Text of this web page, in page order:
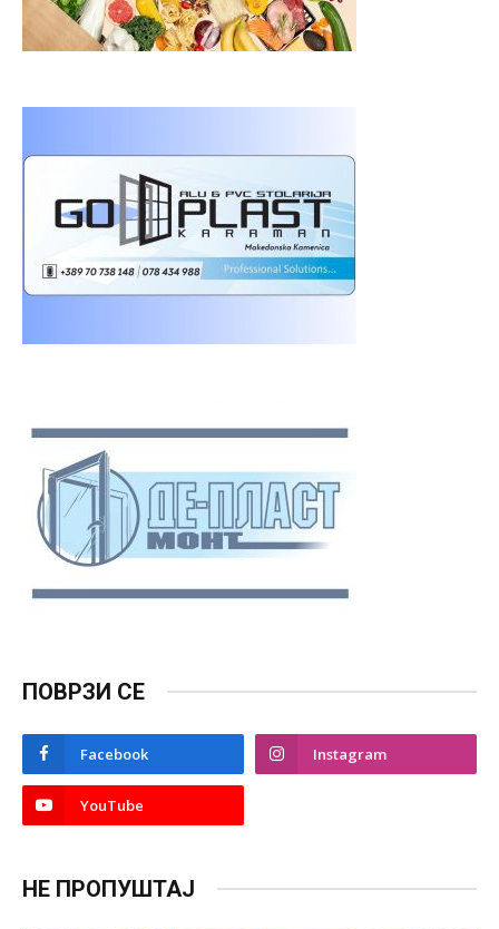
ПОВРЗИ СЕ
Facebook Instagram
YouTube
НЕ ПРОПУШТАЈ